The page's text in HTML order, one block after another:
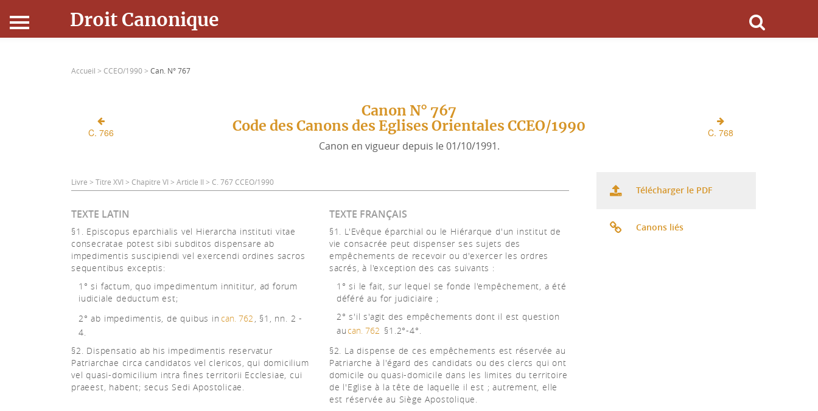
Droit Canonique
Connexion
Accueil > CCEO/1990 > Can. N° 767
C. 766
Canon N° 767
Code des Canons des Eglises Orientales CCEO/1990
Canon en vigueur depuis le 01/10/1991.
C. 768
Livre > Titre XVI > Chapitre VI > Article II > C. 767 CCEO/1990
TEXTE LATIN TEXTE FRANÇAIS
§1. Episcopus eparchialis vel Hierarcha instituti vitae
consecratae potest sibi subditos dispensare ab
impedimentis suscipiendi vel exercendi ordines sacros
sequentibus exceptis:
§1. L'Evêque éparchial ou le Hiérarque d'un institut de
vie consacrée peut dispenser ses sujets des
empêchements de recevoir ou d'exercer les ordres
sacrés, à l'exception des cas suivants :
1° si factum, quo impedimentum innititur, ad forum
iudiciale deductum est;
1° si le fait, sur lequel se fonde l'empêchement, a été
déféré au for judiciaire ;
2° ab impedimentis, de quibus in can. 762 , §1, nn. 2 -
4.
2° s'il s'agit des empêchements dont il est question
aucan. 762 §1.2°-4°.
§2. Dispensatio ab his impedimentis reservatur
Patriarchae circa candidatos vel clericos, qui domicilium
vel quasi-domicilium intra fines territorii Ecclesiae, cui
praeest, habent; secus Sedi Apostolicae.
§2. La dispense de ces empêchements est réservée au
Patriarche à l'égard des candidats ou des clercs qui ont
domicile ou quasi-domicile dans les limites du territoire
de l'Eglise à la tête de laquelle il est ; autrement, elle
est réservée au Siège Apostolique.
Télécharger le PDF
Canons liés